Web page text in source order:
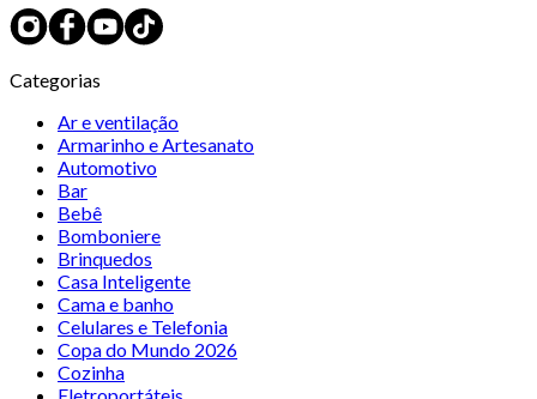
Categorias
Ar e ventilação
Armarinho e Artesanato
Automotivo
Bar
Bebê
Bomboniere
Brinquedos
Casa Inteligente
Cama e banho
Celulares e Telefonia
Copa do Mundo 2026
Cozinha